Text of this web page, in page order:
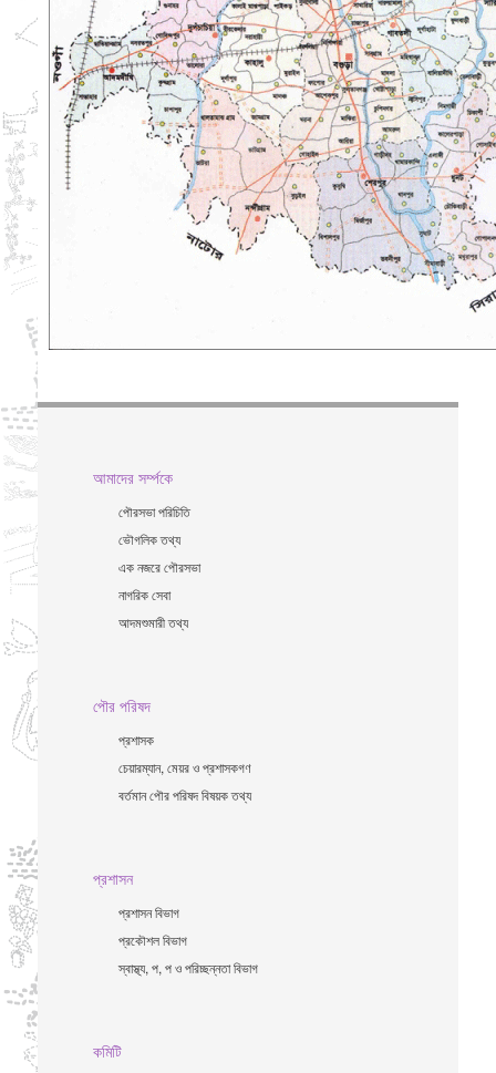
আমাদের সর্ম্পকে
পৌরসভা পরিচিতি
ভৌগলিক তথ্য
এক নজরে পৌরসভা
নাগরিক সেবা
আদমশুমারী তথ্য
পৌর পরিষদ
প্রশাসক
চেয়ারম্যান, মেয়র ও প্রশাসকগণ
বর্তমান পৌর পরিষদ বিষয়ক তথ্য
প্রশাসন
প্রশাসন বিভাগ
প্রকৌশল বিভাগ
স্বাস্থ্য, প, প ও পরিচ্ছন্নতা ‍বিভাগ
কমিটি